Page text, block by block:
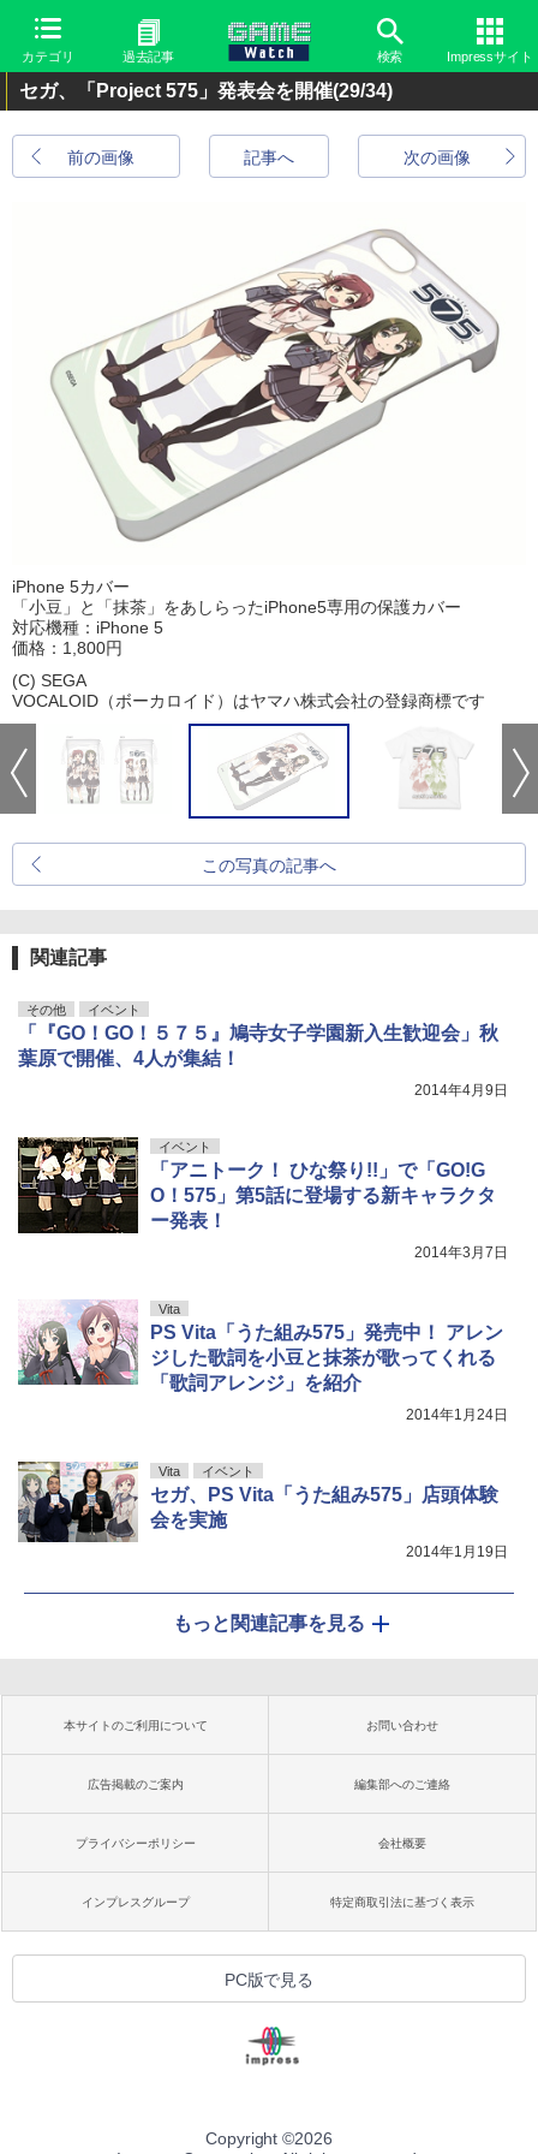
カテゴリ 過去記事 検索 Impressサイト
セガ、「Project 575」発表会を開催(29/34)
前の画像 次の画像
記事へ
iPhone 5カバー
「小豆」と「抹茶」をあしらったiPhone5専用の保護カバー
対応機種：iPhone 5
価格：1,800円
(C) SEGA
VOCALOID（ボーカロイド）はヤマハ株式会社の登録商標です
この写真の記事へ
関連記事
その他 イベント
「『GO！GO！５７５』鳩寺女子学園新入生歓迎会」秋
葉原で開催、4人が集結！
2014年4月9日
イベント
「アニトーク！ ひな祭り!!」で「GO!G
O！575」第5話に登場する新キャラクタ
ー発表！
2014年3月7日
Vita
PS Vita「うた組み575」発売中！ アレン
ジした歌詞を小豆と抹茶が歌ってくれる
「歌詞アレンジ」を紹介
2014年1月24日
Vita イベント
セガ、PS Vita「うた組み575」店頭体験
会を実施
2014年1月19日
もっと関連記事を見る
本サイトのご利用について お問い合わせ
広告掲載のご案内 編集部へのご連絡
プライバシーポリシー 会社概要
インプレスグループ 特定商取引法に基づく表示
PC版で見る
Copyright ©2026